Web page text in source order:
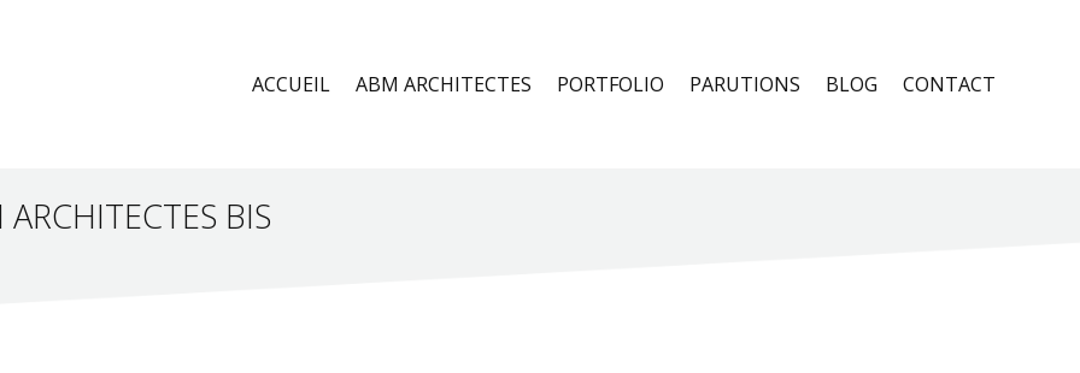
ACCUEIL ABM ARCHITECTES PORTFOLIO PARUTIONS BLOG CONTACT
BIS